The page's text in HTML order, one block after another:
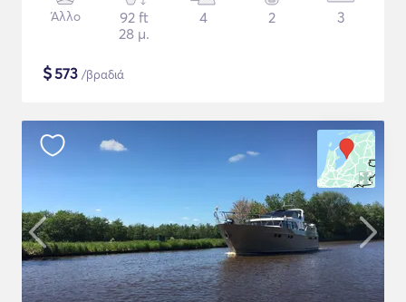
Άλλο
92 ft
28 μ.
4 2 3
$573 /βραδιά